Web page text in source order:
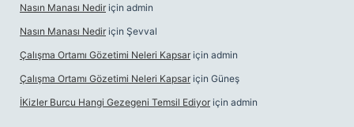
Nasın Manası Nedir için admin
Nasın Manası Nedir için Şevval
Çalışma Ortamı Gözetimi Neleri Kapsar için admin
Çalışma Ortamı Gözetimi Neleri Kapsar için Güneş
İKizler Burcu Hangi Gezegeni Temsil Ediyor için admin